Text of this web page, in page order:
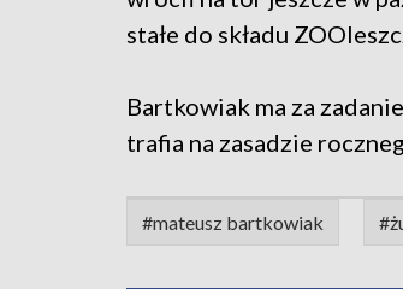
stałe do składu
Bartkowiak ma za
trafia na zasadzie
#mateusz bartkowiak